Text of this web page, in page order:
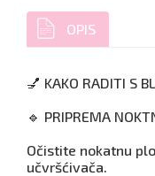
OPIS
💅 KAKO RADITI S
🔹 PRIPREMA
Očistite nokatnu
učvršćivača.